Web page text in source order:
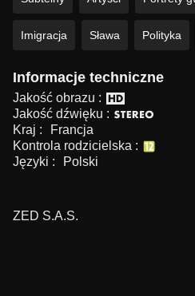
Imigracja Sława Polityka
Informacje techniczne
Jakość obrazu :
Jakość dźwięku :
Kraj :
Francja
Kontrola rodzicielska :
Języki :
Polski
ZED S.A.S.